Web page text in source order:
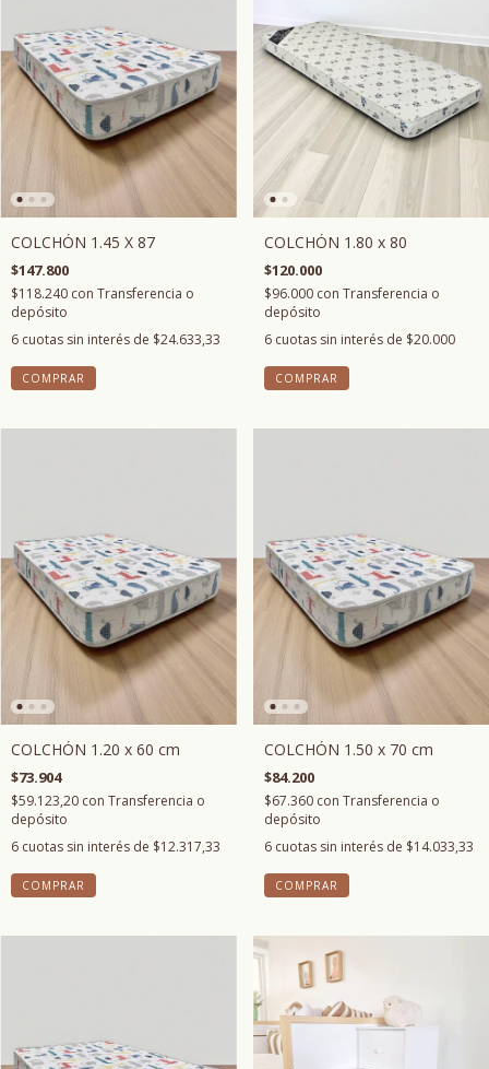
COLCHÓN 1.45 X 87
$147.800
$118.240 con Transferencia o
depósito
6 cuotas sin interés de $24.633,33
COMPRAR
COLCHÓN 1.80 x 80
$120.000
$96.000 con Transferencia o
depósito
6 cuotas sin interés de $20.000
COMPRAR
COLCHÓN 1.20 x 60 cm
$73.904
$59.123,20 con Transferencia o
depósito
6 cuotas sin interés de $12.317,33
COMPRAR
COLCHÓN 1.50 x 70 cm
$84.200
$67.360 con Transferencia o
depósito
6 cuotas sin interés de $14.033,33
COMPRAR